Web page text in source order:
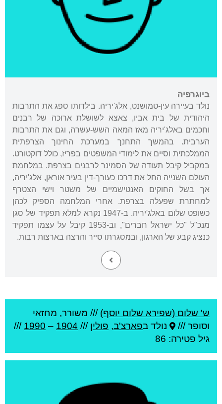
ביוגרפיה
נולד בעיירה עין-טמושנט, אלג'יריה. בילדותו ספג את התרבות
היהודית של בית אביו, צאצא לשושלת ארוכה של רבנים
וחכמים באלג'יריה מאז המאה השש-עשרה, וגם את התרבות
הערבית. בהמשך התחנך במערכת החינוך הצרפתית
הממלכתית וסיים את לימודי המשפטים בפריז, כולל דוקטורט.
במקביל קיבל תעודה של הסמינר לרבנים בצרפת. במלחמת
העולם השנייה החל את דרכו כעורך-דין בעיר אוראן, אלג'יריה,
אך בשל החוקים האנטישמיים של משטר וישי הצטרף
למחתרת שפעלה בצרפת. אחרי המלחמה הספיק לכהן
כשופט שלום באלג'יריה. ב-1947 נקרא למלא תפקיד של סגן
מנכ"ל "כל ישראל חברים", וב-1953 קיבל על עצמו תפקיד
כנציג קבע של הארגון, ובמסגרתו סייר והרצה בארצות רבות.
ש' שלום (שפירא שלום יוסף) /// משורר, מחזאי
וסופר ///
נולד בפארצ'ב, פולין ///
1904
–
1990
///
גיל פטירה: 86